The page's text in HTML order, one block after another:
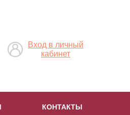
Вход в личный
кабинет
КОНТАКТЫ